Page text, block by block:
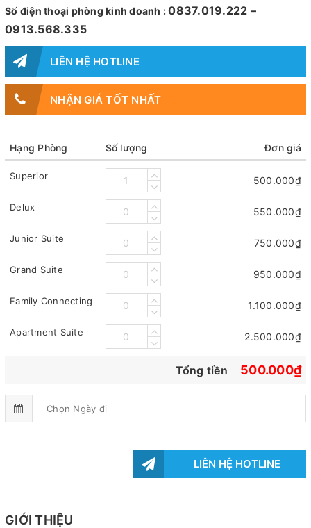
Số điện thoại phòng kinh doanh :0837.019.222 –
0913.568.335
LIÊN HỆ HOTLINE
NHẬN GIÁ TỐT NHẤT
Hạng Phòng Số lượng Đơn giá
Superior 500.000₫
Delux 550.000₫
Junior Suite 750.000₫
Grand Suite 950.000₫
Family Connecting 1.100.000₫
Apartment Suite 2.500.000₫
Tổng tiền 500.000₫
LIÊN HỆ HOTLINE
GIỚI THIỆU